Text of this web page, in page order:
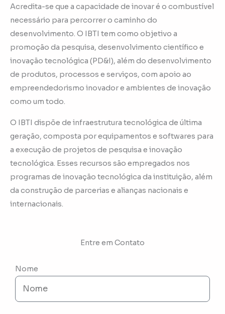
Acredita-se que a capacidade de inovar é o combustível
necessário para percorrer o caminho do
desenvolvimento. O IBTI tem como objetivo a
promoção da pesquisa, desenvolvimento científico e
inovação tecnológica (PD&I), além do desenvolvimento
de produtos, processos e serviços, com apoio ao
empreendedorismo inovador e ambientes de inovação
como um todo.
O IBTI dispõe de infraestrutura tecnológica de última
geração, composta por equipamentos e softwares para
a execução de projetos de pesquisa e inovação
tecnológica. Esses recursos são empregados nos
programas de inovação tecnológica da instituição, além
da construção de parcerias e alianças nacionais e
internacionais.
Entre em Contato
Nome